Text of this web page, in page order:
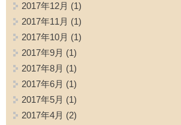
2017年12月 (1)
2017年11月 (1)
2017年10月 (1)
2017年9月 (1)
2017年8月 (1)
2017年6月 (1)
2017年5月 (1)
2017年4月 (2)